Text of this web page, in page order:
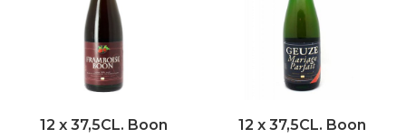
12 x 37,5CL. Boon
12 x 37,5CL. Boon